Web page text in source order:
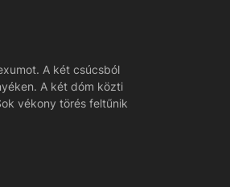
A két csúcsból
A két dóm közti
vékony törés feltűnik